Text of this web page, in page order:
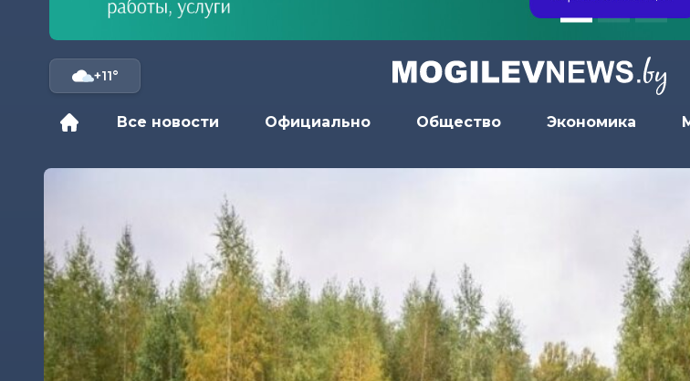
+11°
Все новости Официально Общество Экономика